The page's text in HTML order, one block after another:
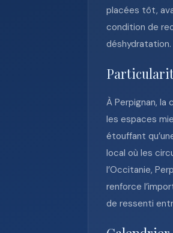
placées tôt,
condition de
déshydratation.
À Perpignan,
les espaces
étouffant
local où les
l’Occitanie,
renforce
de ressenti